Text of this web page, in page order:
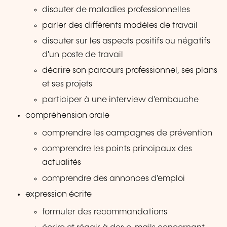
discuter de maladies professionnelles
parler des différents modèles de travail
discuter sur les aspects positifs ou négatifs
d'un poste de travail
décrire son parcours professionnel, ses plans
et ses projets
participer à une interview d'embauche
compréhension orale
comprendre les campagnes de prévention
comprendre les points principaux des
actualités
comprendre des annonces d'emploi
expression écrite
formuler des recommandations